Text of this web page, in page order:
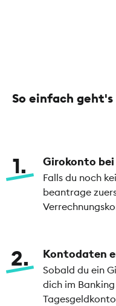
So einfach geht's
1 Girokonto
Falls du noch
beantrage
2 Kontodaten
Sobald du ein
dich im